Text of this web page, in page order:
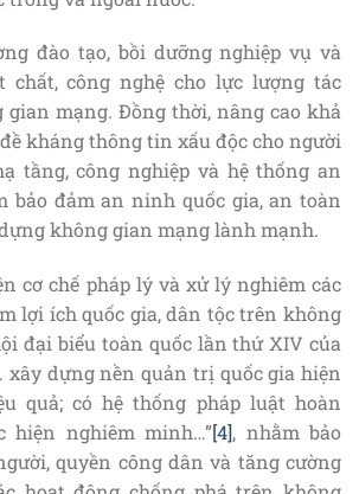
đào tạo, bồi dưỡng nghiệp vụ và
chất, công nghệ cho lực lượng tác
mạng. Đồng thời, nâng cao khả
kháng thông tin xấu độc cho người
tầng, công nghiệp và hệ thống an
bảo đảm an ninh quốc gia, an toàn
không gian mạng lành mạnh.
cơ chế pháp lý và xử lý nghiêm các
lợi ích quốc gia, dân tộc trên không
đại biểu toàn quốc lần thứ XIV của
xây dựng nền quản trị quốc gia hiện
quả; có hệ thống pháp luật hoàn
hiện nghiêm minh…”[4], nhằm bảo
quyền công dân và tăng cường